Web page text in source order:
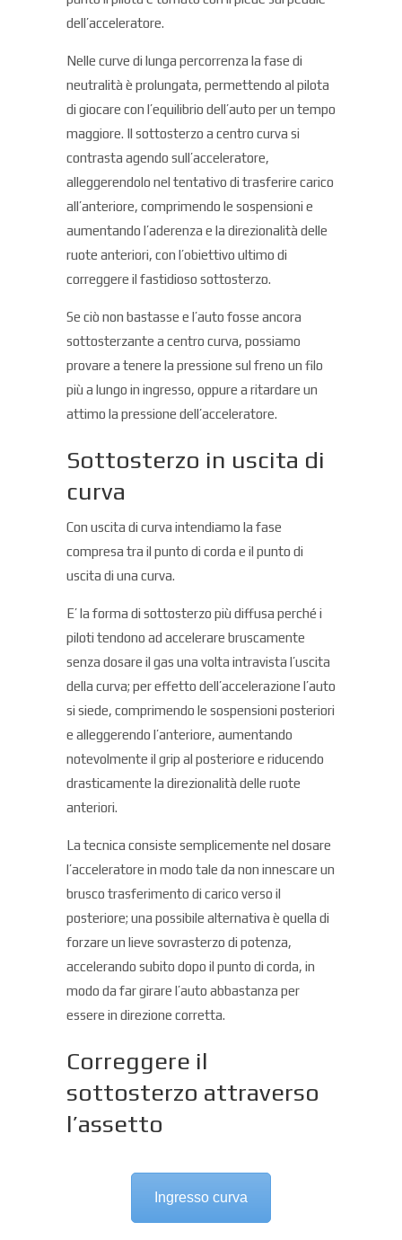
dell’acceleratore.
Nelle curve di lunga percorrenza la fase di
neutralità è prolungata, permettendo al pilota
di giocare con l’equilibrio dell’auto per un tempo
maggiore. Il sottosterzo a centro curva si
contrasta agendo sull’acceleratore,
alleggerendolo nel tentativo di trasferire carico
all’anteriore, comprimendo le sospensioni e
aumentando l’aderenza e la direzionalità delle
ruote anteriori, con l’obiettivo ultimo di
correggere il fastidioso sottosterzo.
Se ciò non bastasse e l’auto fosse ancora
sottosterzante a centro curva, possiamo
provare a tenere la pressione sul freno un filo
più a lungo in ingresso, oppure a ritardare un
attimo la pressione dell’acceleratore.
Sottosterzo in uscita di
curva
Con uscita di curva intendiamo la fase
compresa tra il punto di corda e il punto di
uscita di una curva.
E’ la forma di sottosterzo più diffusa perché i
piloti tendono ad accelerare bruscamente
senza dosare il gas una volta intravista l’uscita
della curva; per effetto dell’accelerazione l’auto
si siede, comprimendo le sospensioni posteriori
e alleggerendo l’anteriore, aumentando
notevolmente il grip al posteriore e riducendo
drasticamente la direzionalità delle ruote
anteriori.
La tecnica consiste semplicemente nel dosare
l’acceleratore in modo tale da non innescare un
brusco trasferimento di carico verso il
posteriore; una possibile alternativa è quella di
forzare un lieve sovrasterzo di potenza,
accelerando subito dopo il punto di corda, in
modo da far girare l’auto abbastanza per
essere in direzione corretta.
Correggere il
sottosterzo attraverso
l’assetto
Ingresso curva